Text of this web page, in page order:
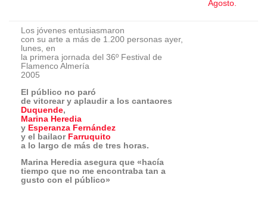
El
36º Festival de Flamenco Almería
2005, organizado
por la Concejalía de Cultura del
Ayuntamiento de Almería,
una manera explosiva.
Cuatro jóvenes con mucho arte en sus
venas entusiasmaron
a las más de 1.200 personas que se
congregaron en la
Plaza Vieja. Ya lo avisó en la
presentación el
especialista Antonio Zapata, «el arte les
viene de familia»,
y los cuatro jóvenes demostraron que
han sabido aprender